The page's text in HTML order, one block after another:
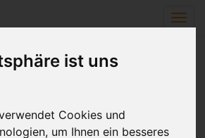
ist uns
Cookies und
um Ihnen ein besseres